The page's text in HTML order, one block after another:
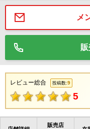
メ
レビュー総合 投稿数:9
5
販売店